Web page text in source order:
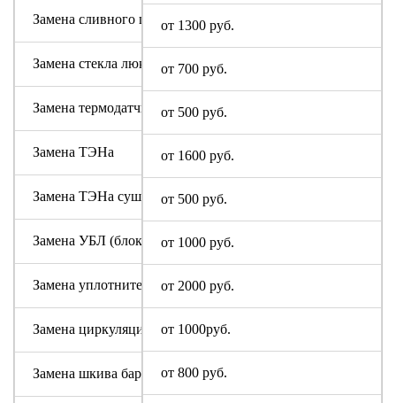
от 1300 руб.
от 700 руб.
от 500 руб.
от 1600 руб.
от 500 руб.
от 1000 руб.
от 2000 руб.
от 1000руб.
от 800 руб.
Замена сливного шланга
Замена стекла люка
Замена термодатчика
Замена ТЭНа
Замена ТЭНа сушки
Замена УБЛ (блокировки люка)
Замена уплотнительной резины люка (манжеты)
Замена циркуляционного насоса
Замена шкива барабана